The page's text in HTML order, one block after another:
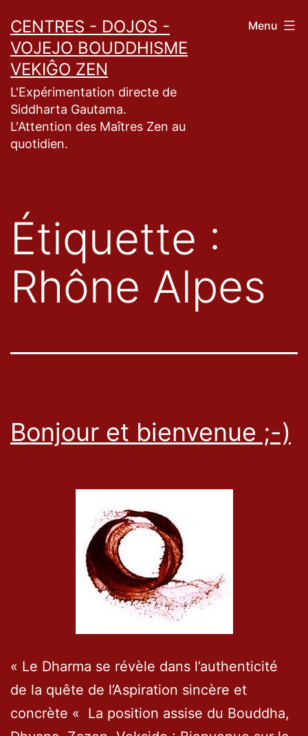
au
contenu
CENTRES - DOJOS -
VOJEJO BOUDDHISME
VEKIĜO ZEN
L'Expérimentation directe de
Siddharta Gautama.
L'Attention des Maîtres Zen au
quotidien.
Menu
Étiquette :
Rhône Alpes
Bonjour et bienvenue ;-)
« Le Dharma se révèle dans l’authenticité
de la quête de l’Aspiration sincère et
concrète « La position assise du Bouddha,